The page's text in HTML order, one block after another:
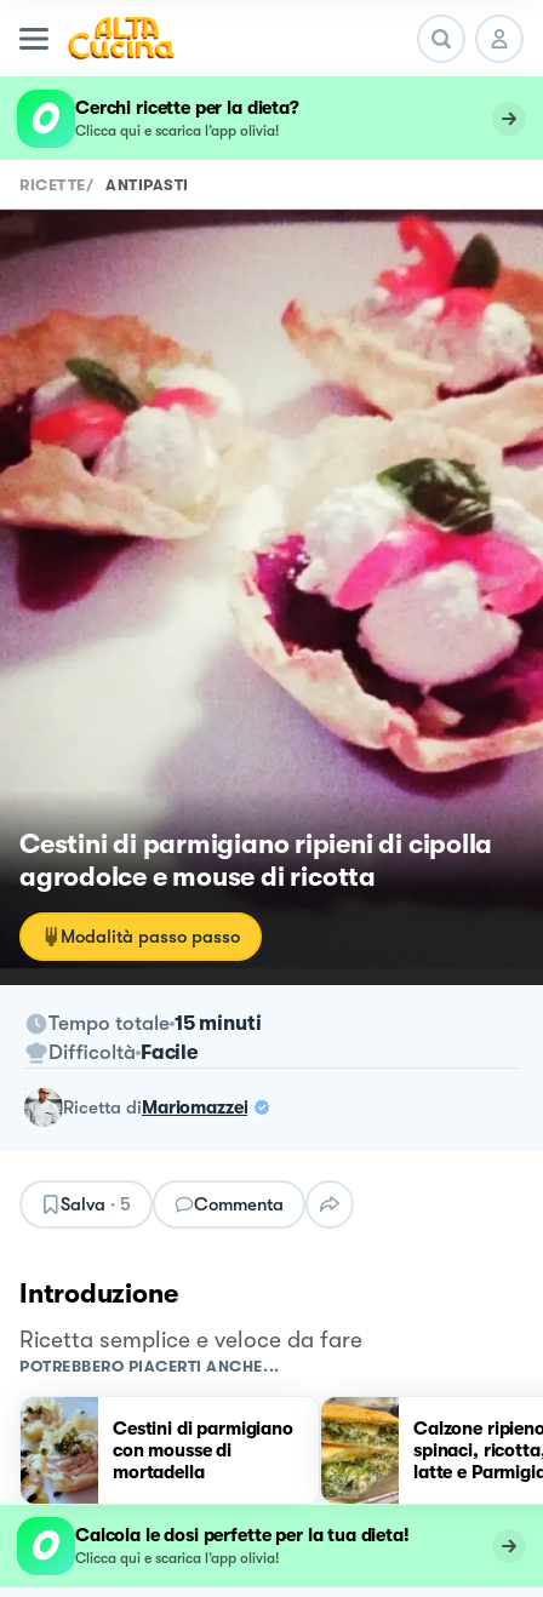
undefined
Cerchi ricette per la dieta?
Clicca qui e scarica l’app olivia!
RICETTE/ ANTIPASTI
Cestini di parmigiano ripieni di cipolla
agrodolce e mouse di ricotta
Modalità passo passo
Tempo totale 15 minuti
Difficoltà Facile
ricetta diMariomazzei
Salva · 5 Commenta
Introduzione
Ricetta semplice e veloce da fare
POTREBBERO PIACERTI ANCHE...
Cestini di parmigiano
con mousse di
mortadella
Calzone
spinaci,
latte e
Calcola le dosi perfette per la tua dieta!
Clicca qui e scarica l’app olivia!